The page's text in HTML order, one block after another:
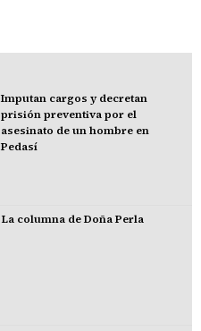
Imputan cargos y decretan
prisión preventiva por el
asesinato de un hombre en
Pedasí
La columna de Doña Perla